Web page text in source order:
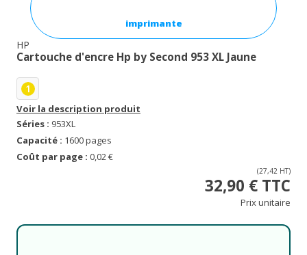
imprimante
HP
Cartouche d'encre Hp by Second 953 XL Jaune
1
Voir la description produit
Séries : 953XL
Capacité : 1600 pages
Coût par page : 0,02 €
(27,42 HT)
32,90 € TTC
Prix unitaire